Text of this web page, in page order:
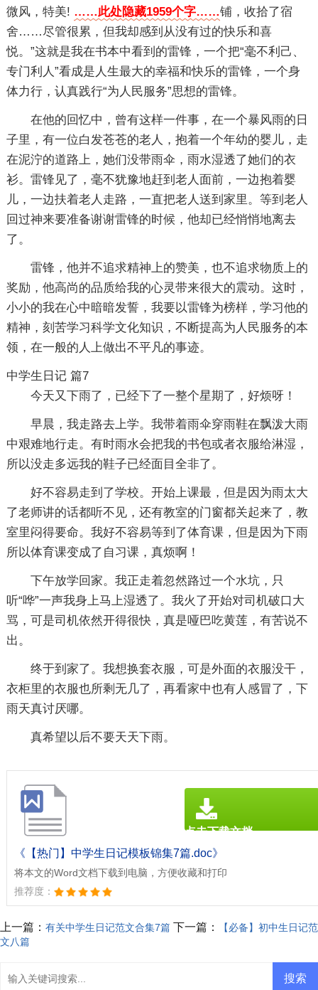
微风，特美! ……此处隐藏1959个字……铺，收拾了宿
舍……尽管很累，但我却感到从没有过的快乐和喜
悦。”这就是我在书本中看到的雷锋，一个把“毫不利己、
专门利人”看成是人生最大的幸福和快乐的雷锋，一个身
体力行，认真践行“为人民服务”思想的雷锋。
在他的回忆中，曾有这样一件事，在一个暴风雨的日
子里，有一位白发苍苍的老人，抱着一个年幼的婴儿，走
在泥泞的道路上，她们没带雨伞，雨水湿透了她们的衣
衫。雷锋见了，毫不犹豫地赶到老人面前，一边抱着婴
儿，一边扶着老人走路，一直把老人送到家里。等到老人
回过神来要准备谢谢雷锋的时候，他却已经悄悄地离去
了。
雷锋，他并不追求精神上的赞美，也不追求物质上的
奖励，他高尚的品质给我的心灵带来很大的震动。这时，
小小的我在心中暗暗发誓，我要以雷锋为榜样，学习他的
精神，刻苦学习科学文化知识，不断提高为人民服务的本
领，在一般的人上做出不平凡的事迹。
中学生日记 篇7
今天又下雨了，已经下了一整个星期了，好烦呀！
早晨，我走路去上学。我带着雨伞穿雨鞋在飘泼大雨
中艰难地行走。有时雨水会把我的书包或者衣服给淋湿，
所以没走多远我的鞋子已经面目全非了。
好不容易走到了学校。开始上课最，但是因为雨太大
了老师讲的话都听不见，还有教室的门窗都关起来了，教
室里闷得要命。我好不容易等到了体育课，但是因为下雨
所以体育课变成了自习课，真烦啊！
下午放学回家。我正走着忽然路过一个水坑，只
听“哗”一声我身上马上湿透了。我火了开始对司机破口大
骂，可是司机依然开得很快，真是哑巴吃黄莲，有苦说不
出。
终于到家了。我想换套衣服，可是外面的衣服没干，
衣柜里的衣服也所剩无几了，再看家中也有人感冒了，下
雨天真讨厌哪。
真希望以后不要天天下雨。
《【热门】中学生日记模板锦集7篇.doc》
将本文的Word文档下载到电脑，方便收藏和打印
推荐度：
点击下载文档
文档为doc格式
上一篇： 有关中学生日记范文合集7篇 下一篇：
【必备】初中生日记范
文八篇